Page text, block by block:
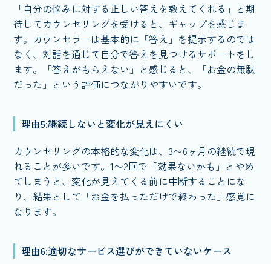
「自分の悩みに対する正しい答えを教えてくれる」と期
待してカウンセリングを受けると、ギャップを感じま
す。カウンセラーは基本的に「答え」を提示するのでは
なく、対話を通じて自分で答えを見つけるサポートをし
ます。「答えがもらえない」と感じると、「お金の無駄
だった」という評価につながりやすいです。
理由5:継続しないと変化が見えにくい
カウンセリングの本格的な変化は、3〜6ヶ月の継続で現
れることが多いです。1〜2回で「効果ないかも」とやめ
てしまうと、変化が見えてくる前に中断することにな
り、結果として「お金を払っただけで終わった」感覚に
なります。
理由6:適切なサービス選びができていないケース